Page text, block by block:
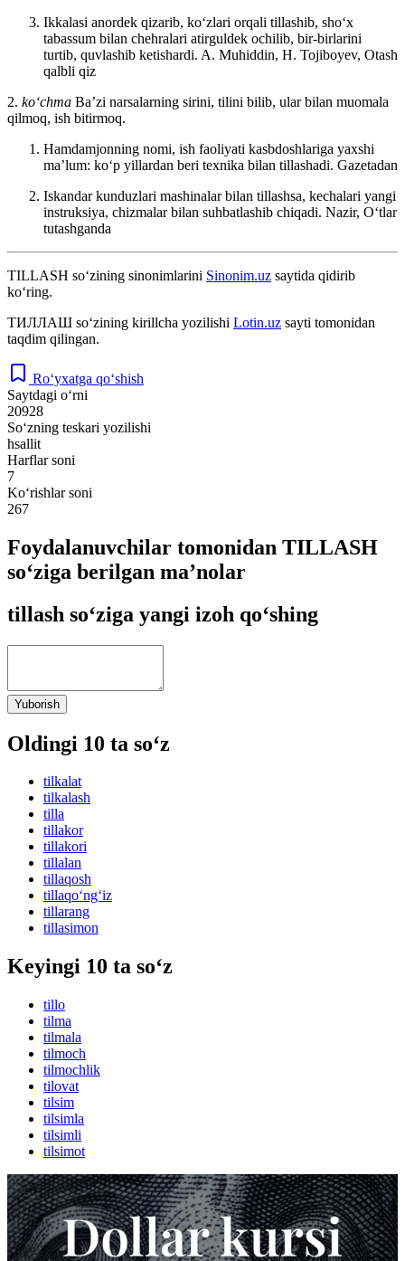
Ikkalasi anordek qizarib, koʻzlari orqali tillashib, shoʻx
tabassum bilan chehralari atirguldek ochilib, bir-birlarini
turtib, quvlashib ketishardi. A. Muhiddin, H. Tojiboyev, Otash
qalbli qiz
2. koʻchma Baʼzi narsalarning sirini, tilini bilib, ular bilan muomala
qilmoq, ish bitirmoq.
Hamdamjonning nomi, ish faoliyati kasbdoshlariga yaxshi
maʼlum: koʻp yillardan beri texnika bilan tillashadi. Gazetadan
Iskandar kunduzlari mashinalar bilan tillashsa, kechalari yangi
instruksiya, chizmalar bilan suhbatlashib chiqadi. Nazir, Oʻtlar
tutashganda
TILLASH so‘zining sinonimlarini Sinonim.uz saytida qidirib
ko‘ring.
ТИЛЛАШ so‘zining kirillcha yozilishi Lotin.uz sayti tomonidan
taqdim qilingan.
Ro‘yxatga qo‘shish
Saytdagi o‘rni
20928
So‘zning teskari yozilishi
hsallit
Harflar soni
7
Ko‘rishlar soni
267
Foydalanuvchilar tomonidan TILLASH
so‘ziga berilgan ma’nolar
tillash so‘ziga yangi izoh qo‘shing
Yuborish
Oldingi 10 ta so‘z
tilkalat
tilkalash
tilla
tillakor
tillakori
tillalan
tillaqosh
tillaqo‘ng‘iz
tillarang
tillasimon
Keyingi 10 ta so‘z
tillo
tilma
tilmala
tilmoch
tilmochlik
tilovat
tilsim
tilsimla
tilsimli
tilsimot